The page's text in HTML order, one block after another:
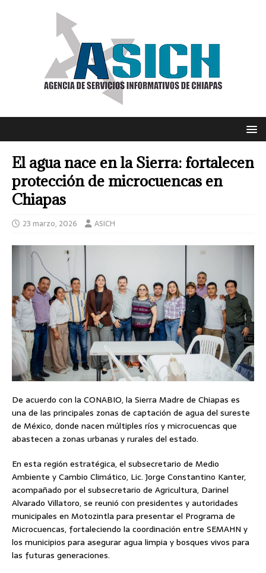
El agua nace en la Sierra: fortalecen
protección de microcuencas en
Chiapas
23 marzo, 2026 ASICH
De acuerdo con la CONABIO, la Sierra Madre de Chiapas es
una de las principales zonas de captación de agua del sureste
de México, donde nacen múltiples ríos y microcuencas que
abastecen a zonas urbanas y rurales del estado.
En esta región estratégica, el subsecretario de Medio
Ambiente y Cambio Climático, Lic. Jorge Constantino Kanter,
acompañado por el subsecretario de Agricultura, Darinel
Alvarado Villatoro, se reunió con presidentes y autoridades
municipales en Motozintla para presentar el Programa de
Microcuencas, fortaleciendo la coordinación entre SEMAHN y
los municipios para asegurar agua limpia y bosques vivos para
las futuras generaciones.